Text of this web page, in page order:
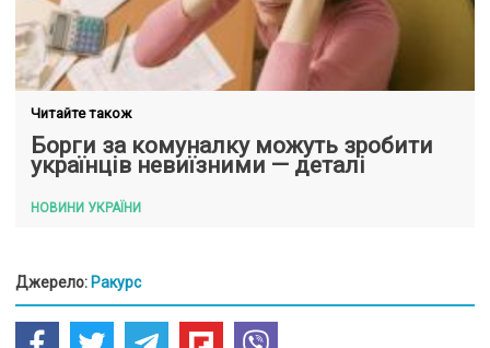
Читайте також
Борги за комуналку можуть зробити
українців невиїзними — деталі
НОВИНИ УКРАЇНИ
Джерело: Ракурс